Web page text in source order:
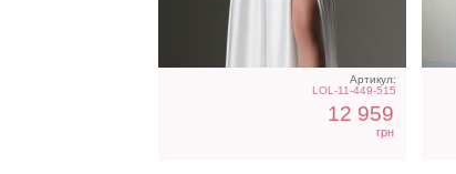
Артикул:
LOL-11-449-515
12 959
грн